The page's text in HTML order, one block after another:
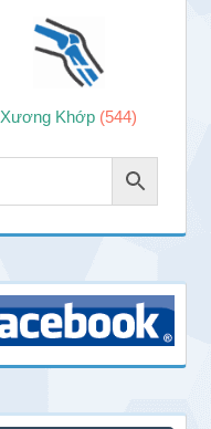
Xương Khớp (544)